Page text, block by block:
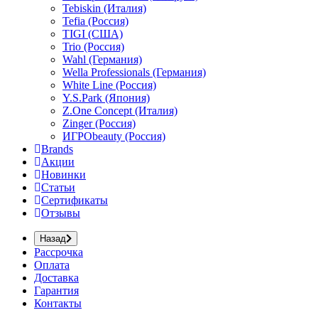
Tebiskin (Италия)
Tefia (Россия)
TIGI (США)
Trio (Россия)
Wahl (Германия)
Wella Professionals (Германия)
White Line (Россия)
Y.S.Park (Япония)
Z.One Concept (Италия)
Zinger (Россия)
ИГРОbeauty (Россия)
Brands
Акции
Новинки
Статьи
Сертификаты
Отзывы
Назад
Рассрочка
Оплата
Доставка
Гарантия
Контакты